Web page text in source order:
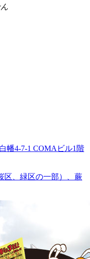
幡4-7-1 COMAビル1階
区、緑区の一部）、蕨